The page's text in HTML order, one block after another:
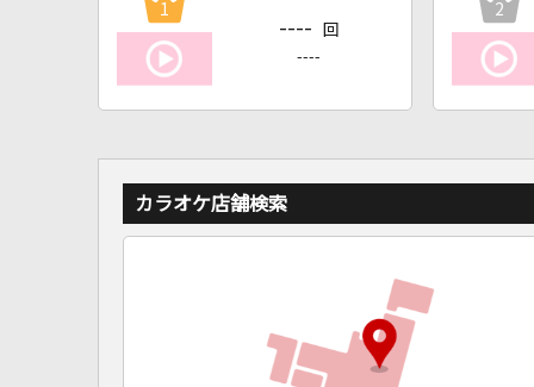
1
---- 回
----
2
カラオケ店舗検索